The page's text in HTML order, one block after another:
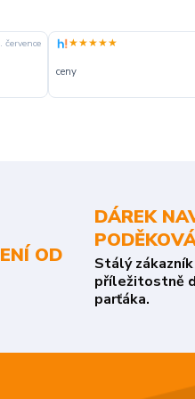
července ★★★★★
ceny
OD
DÁREK
Stálý
příležitostně
parťáka.